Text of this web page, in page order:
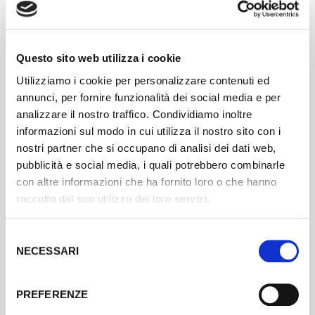
Questo sito web utilizza i cookie
Utilizziamo i cookie per personalizzare contenuti ed
annunci, per fornire funzionalità dei social media e per
analizzare il nostro traffico. Condividiamo inoltre
informazioni sul modo in cui utilizza il nostro sito con i
nostri partner che si occupano di analisi dei dati web,
pubblicità e social media, i quali potrebbero combinarle
con altre informazioni che ha fornito loro o che hanno
raccolto dal suo utilizzo dei loro servizi.
delNECESSARI
PREFERENZE
Scopri come comunicare, promuovere e far votare il
Utilizza la newsletter e i social media per raccontare il tuo
votare e di condividere il concorso tra i loro amici.